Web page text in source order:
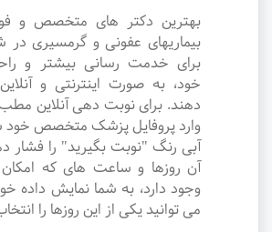
بهترین دکتر های متخصص و
بیماریهای عفونی و گرمسیری در
برای خدمت رسانی بیشتر و
خود، به صورت اینترنتی و
دهند. برای نوبت دهی آنلاین مطب
وارد پروفایل پزشک متخصص خود
آبی رنگ "نوبت بگیرید" را فشار
آن روزها و ساعت های که
وجود دارد، به شما نمایش داده
می توانید یکی از این روزها را